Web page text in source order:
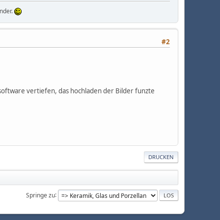
#2
vertiefen, das hochladen der Bilder funzte
DRUCKEN
Springe zu